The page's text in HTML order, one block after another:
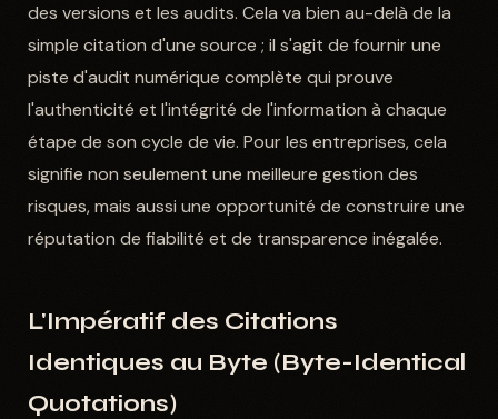
des versions et les audits. Cela va bien au-delà de la
simple citation d'une source ; il s'agit de fournir une
piste d'audit numérique complète qui prouve
l'authenticité et l'intégrité de l'information à chaque
étape de son cycle de vie. Pour les entreprises, cela
signifie non seulement une meilleure gestion des
risques, mais aussi une opportunité de construire une
réputation de fiabilité et de transparence inégalée.
L'Impératif des Citations
Identiques au Byte (Byte-Identical
Quotations)